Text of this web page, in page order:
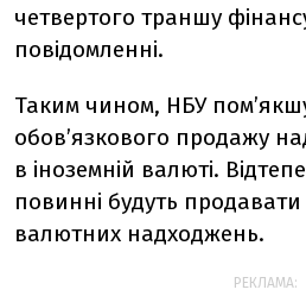
четвертого траншу
повідомленні.
Таким чином, НБУ
обов’язкового продажу
в іноземній валюті.
повинні будуть продавати
валютних надходжень.
РЕКЛАМА: